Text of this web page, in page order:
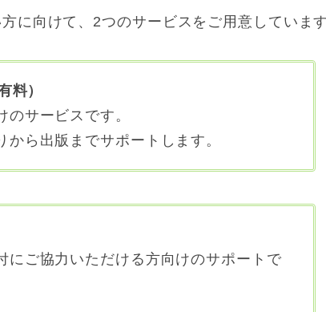
に向けて、2つのサービスをご用意しています
料）
サービスです。
ら出版までサポートします。
にご協力いただける方向けのサポートで